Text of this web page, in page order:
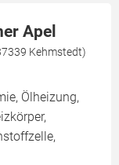
Apel
Kehmstedt)
Ölheizung,